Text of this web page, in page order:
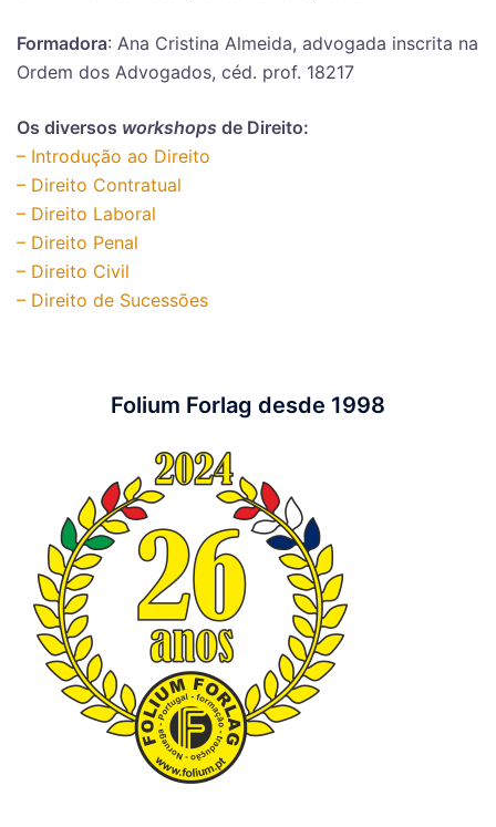
Formadora: Ana Cristina Almeida, advogada inscrita na
Ordem dos Advogados, céd. prof. 18217
Os diversos workshops de Direito:
– Introdução ao Direito
– Direito Contratual
– Direito Laboral
– Direito Penal
– Direito Civil
– Direito de Sucessões
Folium Forlag desde 1998